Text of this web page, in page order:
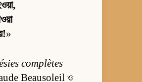
»
complètes
Beausoleil ও